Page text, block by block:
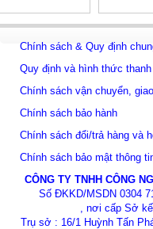
Chính sách & Quy định
Quy định và hình thức
Chính sách vận chuyển,
Chính sách bảo hành
Chính sách đổi/trả hàng và
Chính sách bảo mật thông
CÔNG TY TNHH CÔNG
Số ĐKKD/MSDN 0304
, nơi cấp Sở
Trụ sở : 16/1 Huỳnh Tấn